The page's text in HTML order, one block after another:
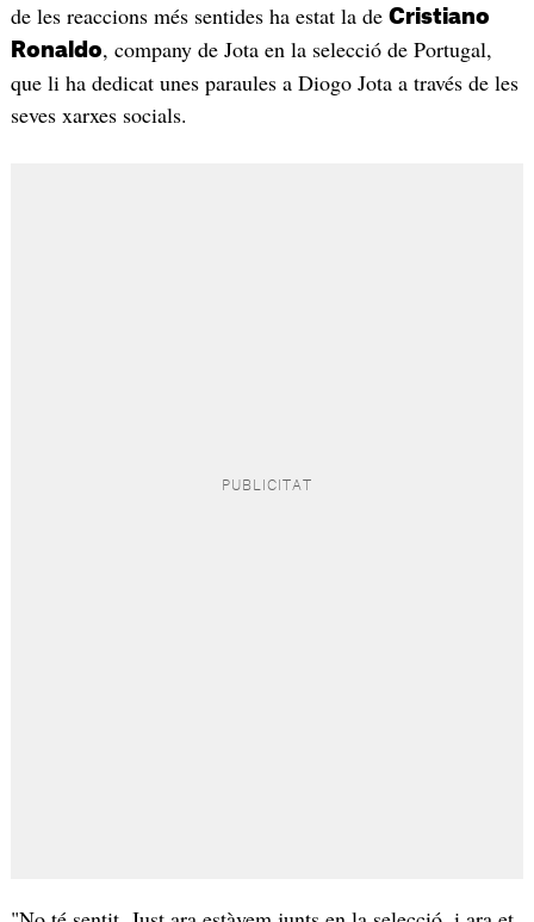
de les reaccions més sentides ha estat la de Cristiano
Ronaldo, company de Jota en la selecció de Portugal,
que li ha dedicat unes paraules a Diogo Jota a través de les
seves xarxes socials.